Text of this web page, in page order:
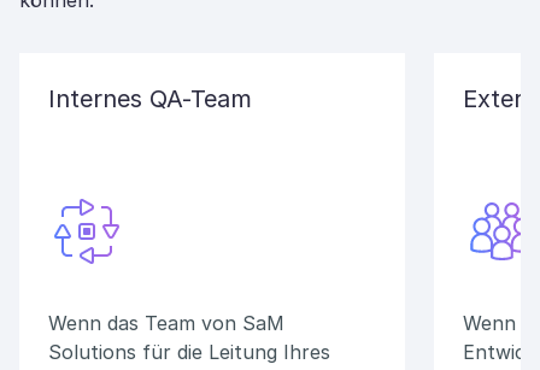
Internes QA-Team
Wenn das Team von SaM
Solutions für die Leitung Ihres
Wenn